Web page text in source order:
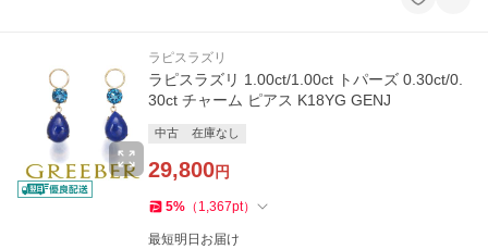
ラピスラズリ
ラピスラズリ 1.00ct/1.00ct トパーズ 0.30ct/0.
30ct チャーム ピアス K18YG GENJ
中古 在庫なし
29,800円
5% （ 1,367pt）
最短明日お届け